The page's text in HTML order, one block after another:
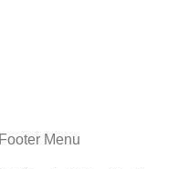
Footer Menu